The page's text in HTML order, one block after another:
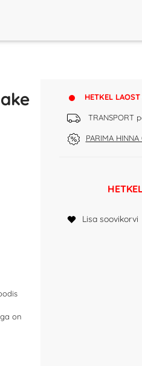
HETKEL
TRANSPORT
PARIMA HINNA
on
Lisa soovikorvi